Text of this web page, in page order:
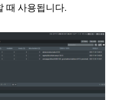
때 사용됩니다.